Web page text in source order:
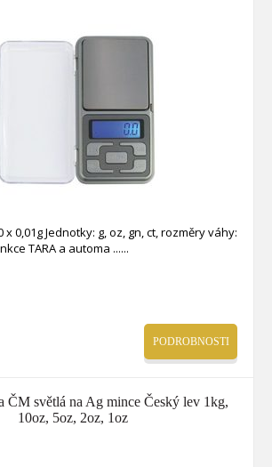
ct, rozměry váhy:
TARA a automa ...
PODROBNOSTI
ČM světlá na Ag mince Český lev 1kg,
10oz, 5oz, 2oz, 1oz